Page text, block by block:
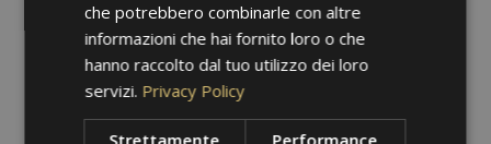
che potrebbero combinarle con altre
informazioni che hai fornito loro o che
hanno raccolto dal tuo utilizzo dei loro
servizi. Privacy Policy
Strettamente Performance